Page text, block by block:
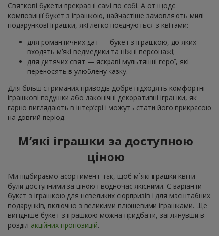
Святкові букети прекрасні самі по собі. А от щодо
композиції букет з іграшкою, найчастіше замовляють милі
подарункові іграшки, які легко поєднуються з квітами:
для романтичних дат — букет з іграшкою, до яких
входять м’які ведмедики та ніжні персонажі;
для дитячих свят — яскраві мультяшні герої, які
переносять в улюблену казку.
Для більш стриманих приводів добре підходять комфортні
іграшкові подушки або лаконічні декоративні іграшки, які
гарно виглядають в інтер’єрі і можуть стати його прикрасою
на довгий період.
М’які іграшки за доступною
ціною
Ми підбираємо асортимент так, щоб м`які іграшки квіти
були доступними за ціною і водночас якісними. Є варіанти
букет з іграшкою для невеликих сюрпризів і для масштабних
подарунків, включно з великими плюшевими іграшками. Ще
вигідніше букет з іграшкою можна придбати, заглянувши в
розділ акційних пропозицій.